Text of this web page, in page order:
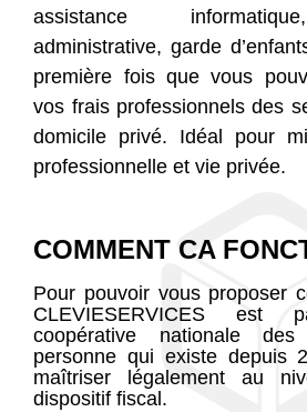
assistance
administrative, garde
première fois que vous
vos frais professionnels des
domicile privé. Idéal pour
professionnelle et vie privée.
COMMENT CA
Pour pouvoir vous proposer
CLEVIESERVICES est
coopérative nationale
personne qui existe depuis
maîtriser légalement au
dispositif fiscal.